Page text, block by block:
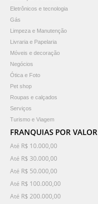
Eletrônicos e tecnologia
Gás
Limpeza e Manutenção
Livraria e Papelaria
Móveis e decoração
Negócios
Ótica e Foto
Pet shop
Roupas e calçados
Serviços
Turismo e Viagem
FRANQUIAS POR VALOR
Até R$ 10.000,00
Até R$ 30.000,00
Até R$ 50.000,00
Até R$ 100.000,00
Até R$ 200.000,00